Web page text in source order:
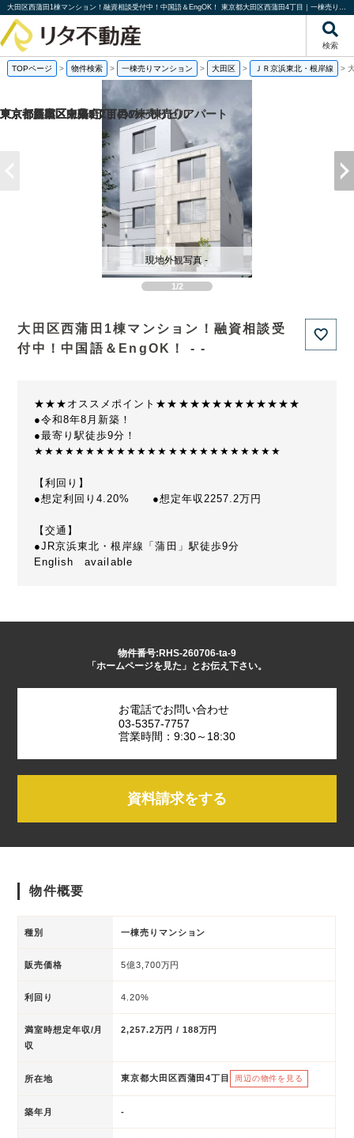
大田区西蒲田1棟マンション！融資相談受付中！中国語＆EngOK！ 東京都大田区西蒲田4丁目｜一棟売りマンション｜投資物件や収益物件｜株式会社リタ不動産
検索
TOPページ > 物件検索 > 一棟売りマンション > 大田区 > ＪＲ京浜東北・根岸線 >
1/2
現地外観写真 -
大田区西蒲田1棟マンション！融資相談受
付中！中国語＆EngOK！ - -
★★★オススメポイント★★★★★★★★★★★★★
●令和8年8月新築！
●最寄り駅徒歩9分！
★★★★★★★★★★★★★★★★★★★★★★★★
【利回り】
●想定利回り4.20% ●想定年収2257.2万円
【交通】
●JR京浜東北・根岸線「蒲田」駅徒歩9分
English available
物件番号:RHS-260706-ta-9
「ホームページを見た」とお伝え下さい。
お電話でお問い合わせ
03-5357-7757
営業時間：9:30～18:30
資料請求をする
物件概要
種別 一棟売りマンション
販売価格 5億3,700万円
利回り 4.20%
満室時想定年収/月
収
2,257.2万円 / 188万円
所在地 東京都大田区西蒲田4丁目 周辺の物件を見る
築年月 -
東京都墨田区向島2丁目の
東京都新宿区上落合1丁目の一棟売りアパート
東京都目黒区中央町2丁目の
東京都江東区東陽5丁目の1棟売りビル